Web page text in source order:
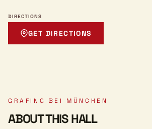
DIRECTIONS
GET DIRECTIONS
GRAFING BEI MÜNCHEN
ABOUT THIS HALL